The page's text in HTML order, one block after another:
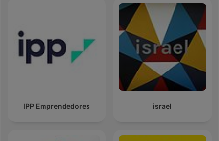
IPP Emprendedores israel